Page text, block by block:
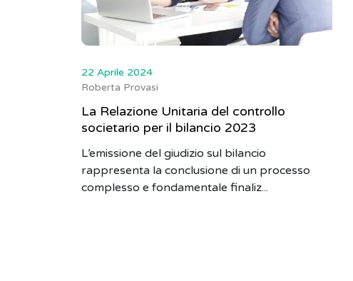
22 Aprile 2024
Roberta Provasi
La Relazione Unitaria del controllo
societario per il bilancio 2023
L’emissione del giudizio sul bilancio
rappresenta la conclusione di un processo
complesso e fondamentale finaliz...